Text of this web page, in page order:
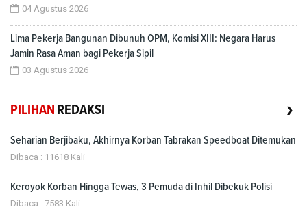
04 Agustus 2026
Lima Pekerja Bangunan Dibunuh OPM, Komisi XIII: Negara Harus
Jamin Rasa Aman bagi Pekerja Sipil
03 Agustus 2026
PILIHAN REDAKSI ›
Seharian Berjibaku, Akhirnya Korban Tabrakan Speedboat Ditemukan
Dibaca : 11618 Kali
Keroyok Korban Hingga Tewas, 3 Pemuda di Inhil Dibekuk Polisi
Dibaca : 7583 Kali